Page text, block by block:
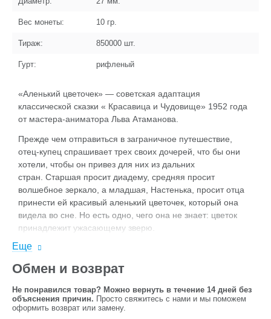
Вес монеты: 10 гр.
Тираж: 850000 шт.
Гурт: рифленый
«Аленький цветочек» — советская адаптация
классической сказки « Красавица и Чудовище» 1952 года
от мастера-аниматора Льва Атаманова.
Прежде чем отправиться в заграничное путешествие,
отец-купец спрашивает трех своих дочерей, что бы они
хотели, чтобы он привез для них из дальних
стран. Старшая просит диадему, средняя просит
волшебное зеркало, а младшая, Настенька, просит отца
принести ей красивый аленький цветочек, который она
видела во сне. Но есть одно, чего она не знает: цветок
принадлежит ужасающему зверю.
Советский взгляд на отцовскую и романтическую любовь
анимацией.
В 2023 году Центральный Банк России выпустил
монету 25 рублей «Аленький цветочек» в рамках серии
Еще
Обмен и возврат
Не понравился товар? Можно вернуть в течение 14 дней без
объяснения причин. Просто свяжитесь с нами и мы поможем
оформить возврат или замену.